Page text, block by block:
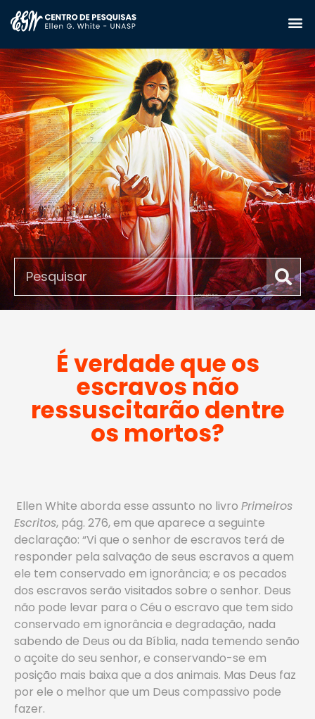
É verdade que os
escravos não
ressuscitarão dentre
os mortos?
Ellen White aborda esse assunto no livro Primeiros
Escritos, pág. 276, em que aparece a seguinte
declaração: “Vi que o senhor de escravos terá de
responder pela salvação de seus escravos a quem
ele tem conservado em ignorância; e os pecados
dos escravos serão visitados sobre o senhor. Deus
não pode levar para o Céu o escravo que tem sido
conservado em ignorância e degradação, nada
sabendo de Deus ou da Bíblia, nada temendo senão
o açoite do seu senhor, e conservando-se em
posição mais baixa que a dos animais. Mas Deus faz
por ele o melhor que um Deus compassivo pode
fazer.